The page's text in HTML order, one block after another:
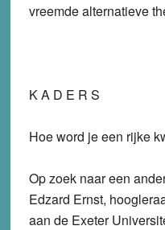
vreemde alternatieve
K A D E R S
Hoe word je een rijke
Op zoek naar een
Edzard Ernst,
aan de Exeter